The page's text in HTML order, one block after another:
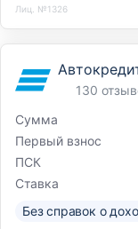
Лиц. №1326
130
Сумма
Первый взнос
ПСК
Ставка
Без справок о